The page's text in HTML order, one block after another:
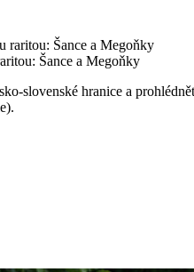
Šance a Megoňky
slovenské hranice a